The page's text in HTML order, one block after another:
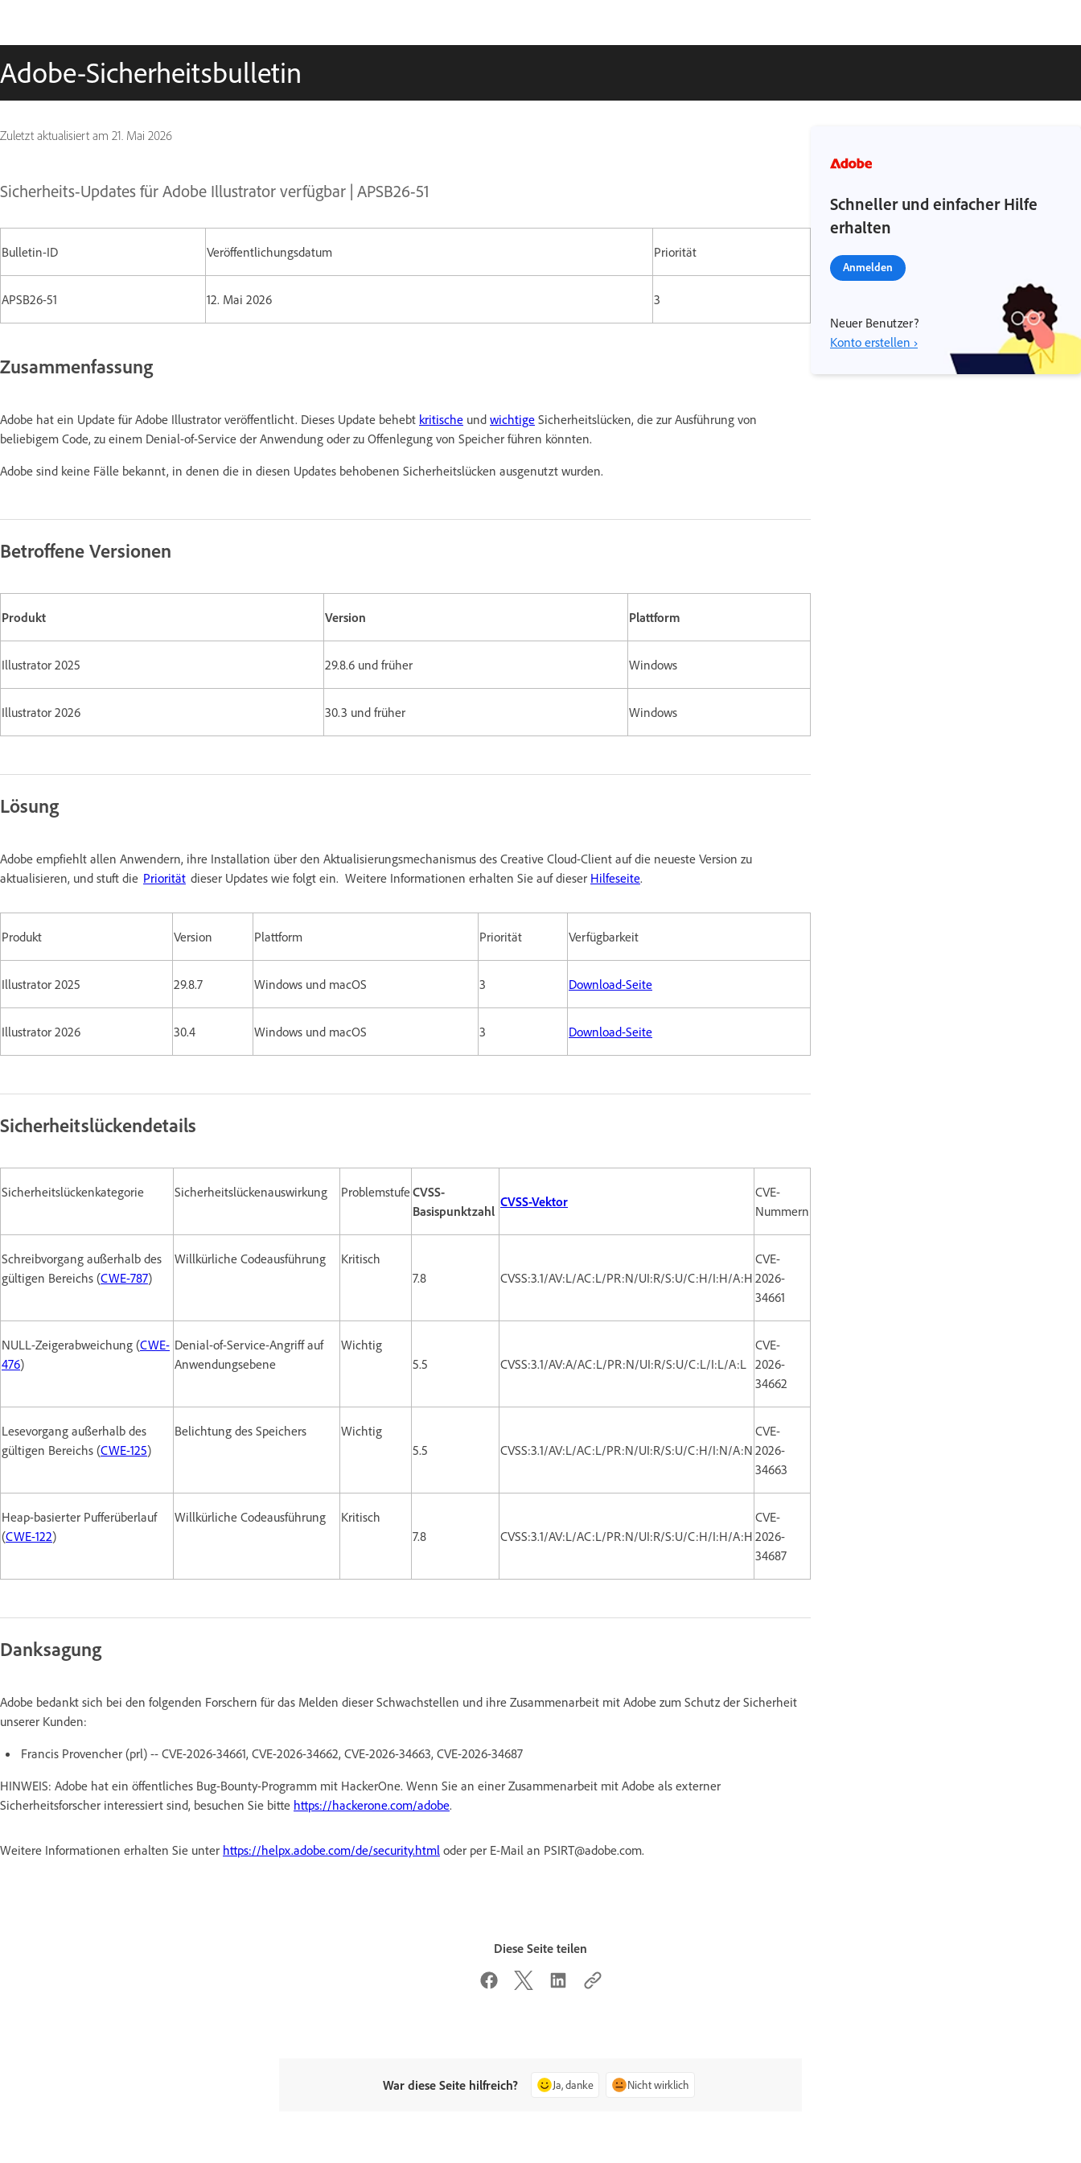
Adobe-Sicherheitsbulletin
Zuletzt aktualisiert am 21. Mai 2026
Sicherheits-Updates für Adobe Illustrator verfügbar | APSB26-51
Bulletin-ID Veröffentlichungsdatum Priorität
APSB26-51 12. Mai 2026 3
Zusammenfassung
Adobe hat ein Update für Adobe Illustrator veröffentlicht. Dieses Update behebt kritische und wichtige Sicherheitslücken, die zur Ausführung von
beliebigem Code, zu einem Denial-of-Service der Anwendung oder zu Offenlegung von Speicher führen könnten.
Adobe sind keine Fälle bekannt, in denen die in diesen Updates behobenen Sicherheitslücken ausgenutzt wurden.
Betroffene Versionen
Produkt Version Plattform
Illustrator 2025 29.8.6 und früher Windows
Illustrator 2026 30.3 und früher Windows
Lösung
Adobe empfiehlt allen Anwendern, ihre Installation über den Aktualisierungsmechanismus des Creative Cloud-Client auf die neueste Version zu
aktualisieren, und stuft die Priorität dieser Updates wie folgt ein. Weitere Informationen erhalten Sie auf dieser Hilfeseite.
Produkt Version Plattform Priorität Verfügbarkeit
Illustrator 2025 29.8.7 Windows und macOS 3 Download-Seite
Illustrator 2026 30.4 Windows und macOS 3 Download-Seite
Sicherheitslückendetails
Sicherheitslückenkategorie Sicherheitslückenauswirkung ProblemstufeCVSS-
Basispunktzahl
CVSS-Vektor
CVE-
Nummern
Schreibvorgang außerhalb des
gültigen Bereichs (CWE-787)
Willkürliche Codeausführung
Kritisch
7.8
CVSS:3.1/AV:L/AC:L/PR:N/UI:R/S:U/C:H/I:H/A:H
CVE-
2026-
34661
NULL-Zeigerabweichung (CWE-
476)
Denial-of-Service-Angriff auf
Anwendungsebene
Wichtig
5.5
CVSS:3.1/AV:A/AC:L/PR:N/UI:R/S:U/C:L/I:L/A:L
CVE-
2026-
34662
Lesevorgang außerhalb des
gültigen Bereichs (CWE-125)
Belichtung des Speichers
Wichtig
5.5
CVSS:3.1/AV:L/AC:L/PR:N/UI:R/S:U/C:H/I:N/A:N
CVE-
2026-
34663
Heap-basierter Pufferüberlauf
(CWE-122)
Willkürliche Codeausführung
Kritisch
7.8
CVSS:3.1/AV:L/AC:L/PR:N/UI:R/S:U/C:H/I:H/A:H
CVE-
2026-
34687
Danksagung
Adobe bedankt sich bei den folgenden Forschern für das Melden dieser Schwachstellen und ihre Zusammenarbeit mit Adobe zum Schutz der Sicherheit
unserer Kunden:
Francis Provencher (prl) -- CVE-2026-34661, CVE-2026-34662, CVE-2026-34663, CVE-2026-34687
HINWEIS: Adobe hat ein öffentliches Bug-Bounty-Programm mit HackerOne. Wenn Sie an einer Zusammenarbeit mit Adobe als externer
Sicherheitsforscher interessiert sind, besuchen Sie bitte https://hackerone.com/adobe.
Weitere Informationen erhalten Sie unter https://helpx.adobe.com/de/security.html oder per E-Mail an PSIRT@adobe.com.
Schneller und einfacher Hilfe
erhalten
Anmelden
Neuer Benutzer?
Konto erstellen ›
Diese Seite teilen
War diese Seite hilfreich? Ja, danke Nicht wirklich